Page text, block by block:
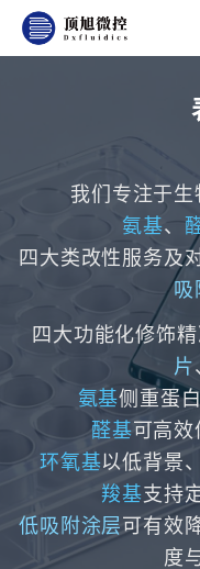
我们专注于
氨基、
四大类改性服务及
吸
四大功能化修饰
片
氨基侧重蛋
醛基可高效
环氧基以低背景
羧基支持
低吸附涂层 可有效
度